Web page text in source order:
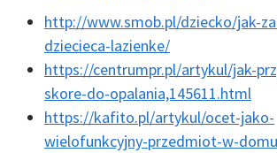
http://www.smob.pl/dziecko/jak-
dziecieca-lazienke/
https://centrumpr.pl/artykul/jak-
skore-do-opalania,145611.html
https://kafito.pl/artykul/ocet-jako-
wielofunkcyjny-przedmiot-w-